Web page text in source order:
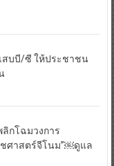
สบบี/ซี ให้ประชาชน
ลิกโฉมวงการ
ชศาสตร์จีโนม”￼ดูแล